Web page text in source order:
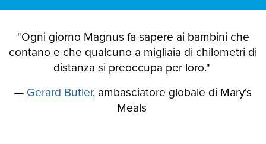
"Ogni giorno Magnus fa sapere ai bambini che
contano e che qualcuno a migliaia di chilometri di
distanza si preoccupa per loro."
— Gerard Butler, ambasciatore globale di Mary's
Meals